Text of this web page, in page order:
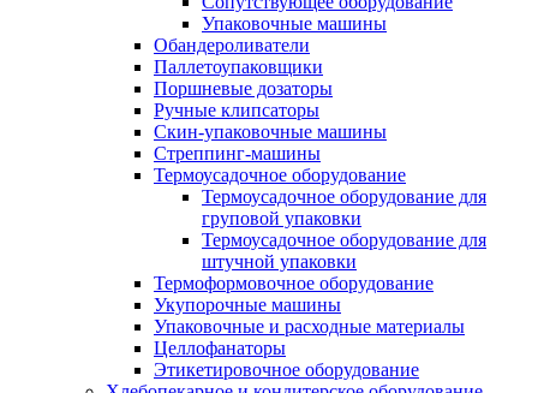
Упаковочные машины
Обандероливатели
Паллетоупаковщики
Поршневые дозаторы
Ручные клипсаторы
Скин-упаковочные машины
Стреппинг-машины
Термоусадочное оборудование
Термоусадочное оборудование для
груповой упаковки
Термоусадочное оборудование для
штучной упаковки
Термоформовочное оборудование
Укупорочные машины
Упаковочные и расходные материалы
Целлофанаторы
Этикетировочное оборудование